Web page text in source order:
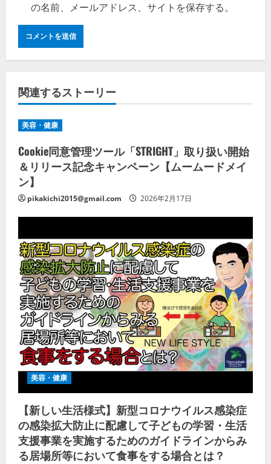
の名前、メールアドレス、サイトを保存する。
関連するストーリー
美容・健康
Cookie同意管理ツール「STRIGHT」取り扱い開始
＆リリース記念キャンペーン【ムームードメイ
ン】
pikakichi2015@gmail.com 2026年2月17日
美容・健康
【新しい生活様式】新型コロナウイルス感染症
の感染拡大防止に配慮して子どもの学習・生活
支援事業を実施するためのガイドラインからみ
る居場所等において食事をする場合とは？